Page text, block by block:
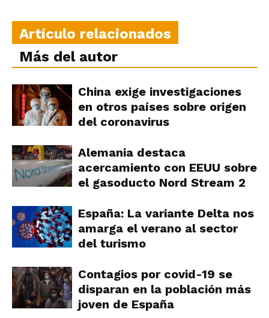
Artículo relacionados
Más del autor
China exige investigaciones
en otros países sobre origen
del coronavirus
Alemania destaca
acercamiento con EEUU sobre
el gasoducto Nord Stream 2
España: La variante Delta nos
amarga el verano al sector
del turismo
Contagios por covid-19 se
disparan en la población más
joven de España